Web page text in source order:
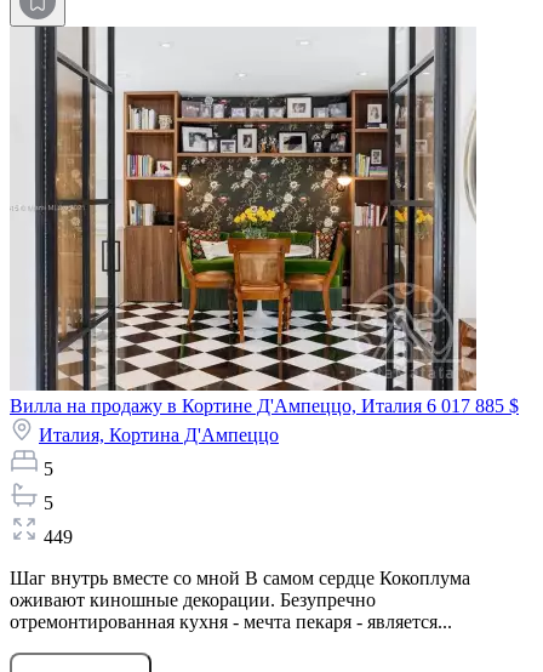
Вилла на продажу в Кортине Д'Ампеццо, Италия 6 017 885 $
Италия, Кортина Д'Ампеццо
5
5
449
Шаг внутрь вместе со мной В самом сердце Кокоплума
оживают киношные декорации. Безупречно
отремонтированная кухня - мечта пекаря - является...